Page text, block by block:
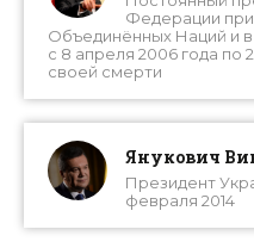
Федерации
Объединённых Наций и
с 8 апреля 2006 года по
своей смерти
Янукович
Президент
февраля 2014